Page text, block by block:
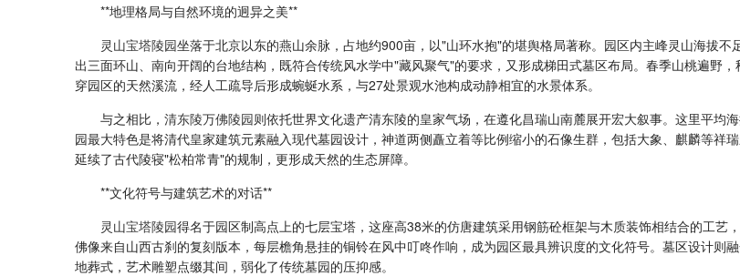
**地理格局与自然环境的迥异之美**
灵山宝塔陵园坐落于北京以东的燕山余脉，占地约900亩，以"山环水抱"的堪舆格局著称。园区内主峰灵山海拔
出三面环山、南向开阔的台地结构，既符合传统风水学中"藏风聚气"的要求，又形成梯田式墓区布局。春季山桃遍野
穿园区的天然溪流，经人工疏导后形成蜿蜒水系，与27处景观水池构成动静相宜的水景体系。
与之相比， 清东陵万佛陵园则依托世界文化遗产清东陵的皇家气场，在遵化昌瑞山南麓展开宏大叙事。这里平均
园最大特色是将清代皇家建筑元素融入现代墓园设计，神道两侧矗立着等比例缩小的石像生群，包括大象、麒麟等祥
延续了古代陵寝"松柏常青"的规制，更形成天然的生态屏障。
**文化符号与建筑艺术的对话**
灵山宝塔陵园得名于园区制高点上的七层宝塔，这座高38米的仿唐建筑采用钢筋砼框架与木质装饰相结合的工
佛像来自山西古刹的复刻版本，每层檐角悬挂的铜铃在风中叮咚作响，成为园区最具辨识度的文化符号。墓区设计则
地葬式，艺术雕塑点缀其间，弱化了传统墓园的压抑感。